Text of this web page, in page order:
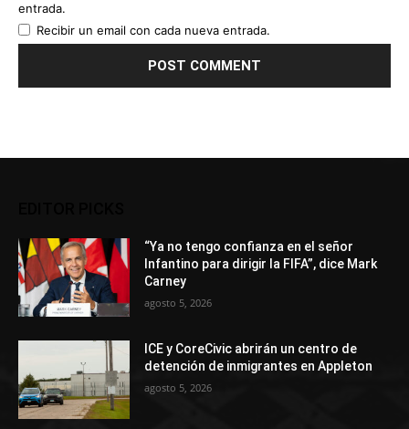
entrada.
Recibir un email con cada nueva entrada.
“Ya no tengo confianza en el señor
Infantino para dirigir la FIFA”, dice Mark
Carney
agosto 5, 2026
ICE y CoreCivic abrirán un centro de
detención de inmigrantes en Appleton
agosto 5, 2026